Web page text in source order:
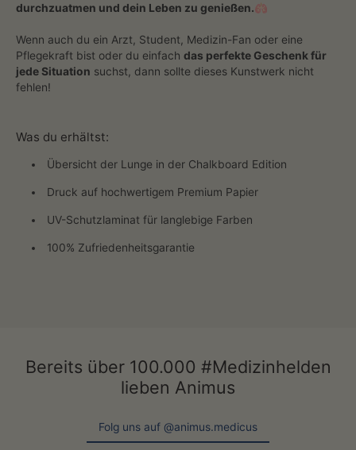
durchzuatmen und dein Leben zu genießen.🫁
Wenn auch du ein Arzt, Student, Medizin-Fan oder eine
Pflegekraft bist oder du einfach das perfekte Geschenk für
jede Situation suchst, dann sollte dieses Kunstwerk nicht
fehlen!
Was du erhältst:
Übersicht der Lunge in der Chalkboard Edition
Druck auf hochwertigem Premium Papier
UV-Schutzlaminat für langlebige Farben
100% Zufriedenheitsgarantie
Bereits über 100.000 #Medizinhelden
lieben Animus
Folg uns auf @animus.medicus
Folg uns auf @animus.medicus